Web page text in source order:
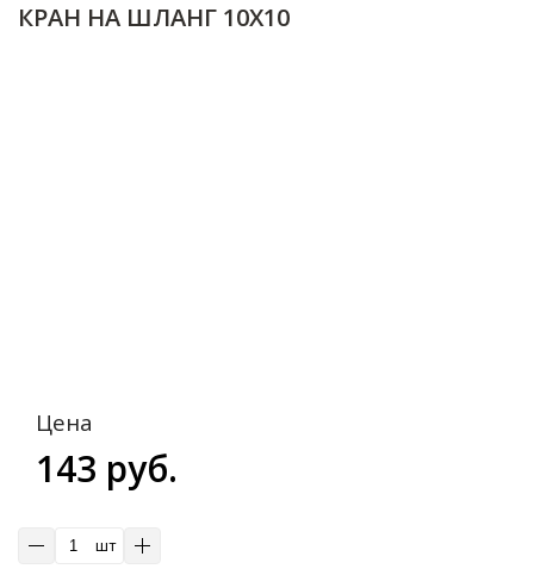
КРАН НА ШЛАНГ 10Х10
Цена
143 руб.
шт